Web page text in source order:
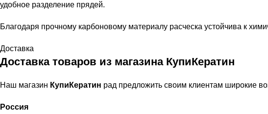
удобное разделение прядей.
Благодаря прочному карбоновому материалу расческа устойчива к
Доставка
Доставка товаров из магазина КупиКератин
Наш магазин КупиКератин рад предложить своим клиентам широкие
Россия